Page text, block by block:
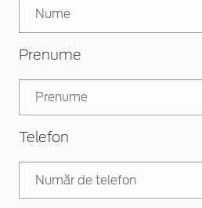
Prenume
Telefon